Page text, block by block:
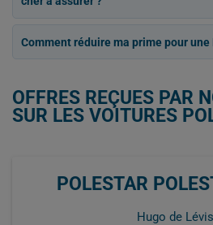
Comment réduire ma prime pour une
OFFRES REÇUES PAR
SUR LES VOITURES
POLESTAR
Hugo de Lévis